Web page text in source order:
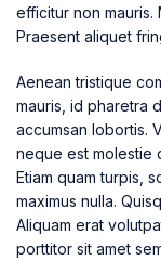
efficitur non
Praesent aliquet
Aenean tristique
mauris, id pharetra
accumsan lobortis.
neque est molestie
Etiam quam turpis,
maximus nulla.
Aliquam erat
porttitor sit amet